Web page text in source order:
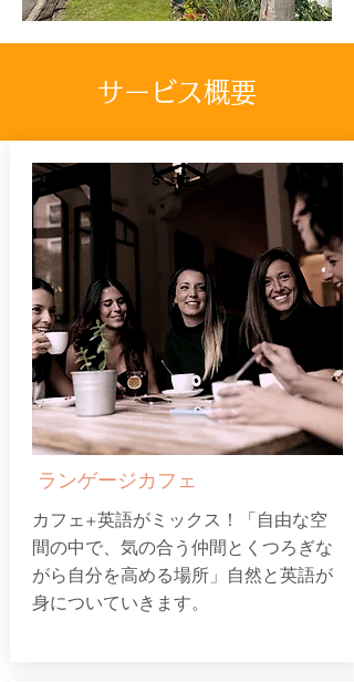
サービス概要
ランゲージカフェ
カフェ+英語がミックス！「自由な空
間の中で、気の合う仲間とくつろぎな
がら自分を高める場所」自然と英語が
身についていきます。